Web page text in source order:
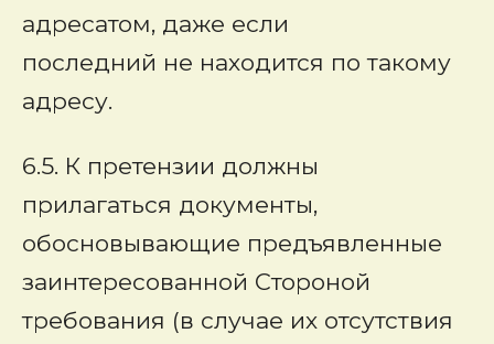
адресатом, даже если
последний не находится по такому
адресу.
6.5. К претензии должны
прилагаться документы,
обосновывающие предъявленные
заинтересованной Стороной
требования (в случае их отсутствия